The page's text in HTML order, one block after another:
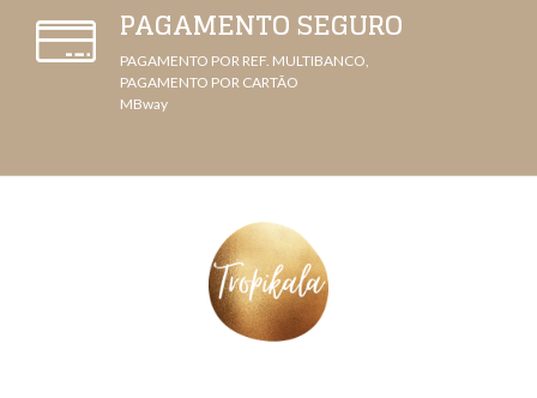
PAGAMENTO SEGURO
PAGAMENTO POR REF. MULTIBANCO,
PAGAMENTO POR CARTÃO
MBway